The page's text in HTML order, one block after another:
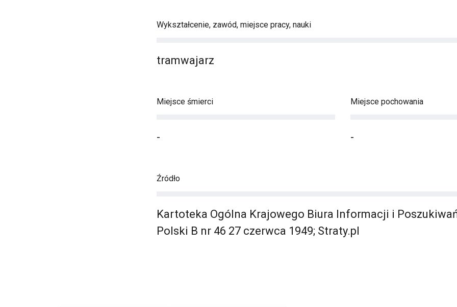
Wykształcenie, zawód, miejsce pracy, nauki
tramwajarz
Miejsce śmierci
-
Miejsce pochowania
-
Źródło
Kartoteka Ogólna Krajowego Biura Informacji i
Polski B nr 46 27 czerwca 1949; Straty.pl